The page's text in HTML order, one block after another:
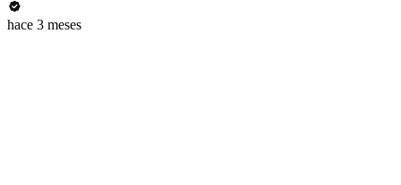
hace 3 meses